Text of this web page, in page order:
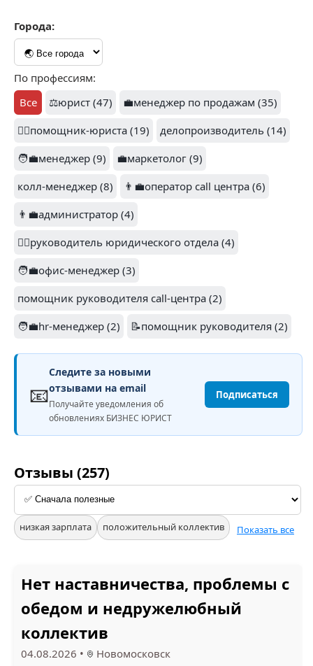
Города:
По профессиям:
Все
⚖️юрист (47)
💼менеджер по продажам (35)
👨‍⚖️помощник-юриста (19)
делопроизводитель (14)
🧑‍💼менеджер (9)
💼маркетолог (9)
колл-менеджер (8)
👨‍💼оператор call центра (6)
👨‍💼администратор (4)
👩‍⚖️руководитель юридического отдела (4)
🧑‍💼офис-менеджер (3)
помощник руководителя call-центра (2)
🧑‍💼hr-менеджер (2)
📝помощник руководителя (2)
📧
Следите за новыми
отзывами на email
Получайте уведомления об
обновлениях БИЗНЕС ЮРИСТ
Подписаться
Отзывы (257)
низкая зарплата положительный коллектив Показать все
Нет наставничества, проблемы с
обедом и недружелюбный
коллектив
04.08.2026 • Новомосковск